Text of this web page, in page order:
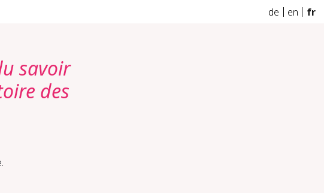
de en fr
savoir
des